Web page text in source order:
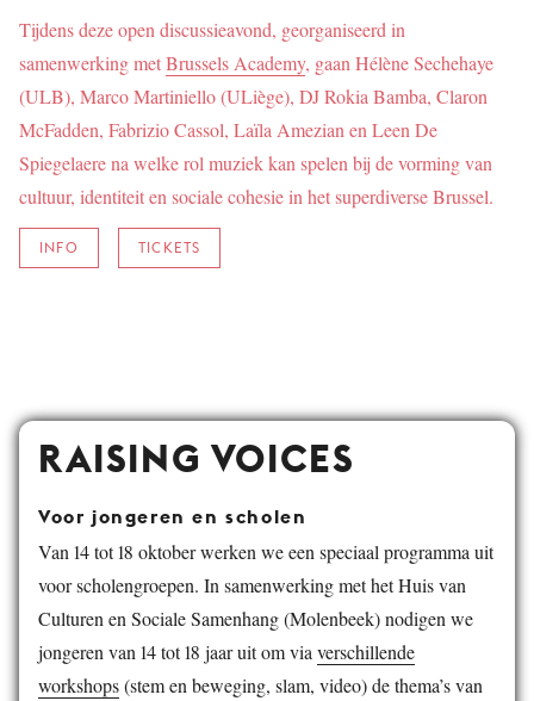
Tijdens deze open discussieavond, georganiseerd in
samenwerking metBrussels Academy, gaan Hélène Sechehaye
(ULB), Marco Martiniello (ULiège), DJ Rokia Bamba, Claron
McFadden, Fabrizio Cassol, Laïla Amezian en Leen De
Spiegelaere na welke rol muziek kan spelen bij de vorming van
cultuur, identiteit en sociale cohesie in het superdiverse Brussel.
INFO TICKETS
RAISING VOICES
Voor jongeren en scholen
Van 14 tot 18 oktober werken we een speciaal programma uit
voor scholengroepen. In samenwerking met het Huis van
Culturen en Sociale Samenhang (Molenbeek) nodigen we
jongeren van 14 tot 18 jaar uit om via verschillende
workshops(stem en beweging, slam, video) de thema’s van